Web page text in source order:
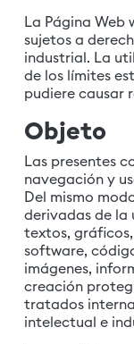
La Página Web
sujetos a
industrial. La
de los límites
pudiere causar
Objeto
Las presentes
navegación y
Del mismo
derivadas de la
textos,
software,
imágenes,
creación
tratados
intelectual e